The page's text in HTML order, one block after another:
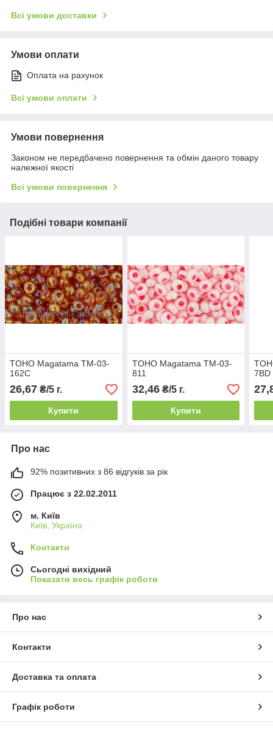
Всі умови доставки
Умови оплати
Оплата на рахунок
Всі умови оплати
Умови повернення
Законом не передбачено повернення та обмін даного товару
належної якості
Всі умови повернення
Подібні товари компанії
TOHO Magatama TM-03-
162C
26,67 ₴/5 г.
Купити
TOHO Magatama TM-03-
811
32,46₴/5 г.
Купити
7BD
Про нас
92% позитивних з 86 відгуків за рік
Працює з 22.02.2011
м. Київ
Київ, Україна
Контакти
Сьогодні вихідний
Показати весь графік роботи
Про нас
Контакти
Доставка та оплата
Графік роботи